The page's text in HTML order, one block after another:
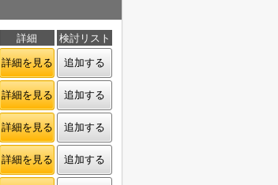
詳細
検討リスト
詳細を見る 追加する
詳細を見る 追加する
詳細を見る 追加する
詳細を見る 追加する